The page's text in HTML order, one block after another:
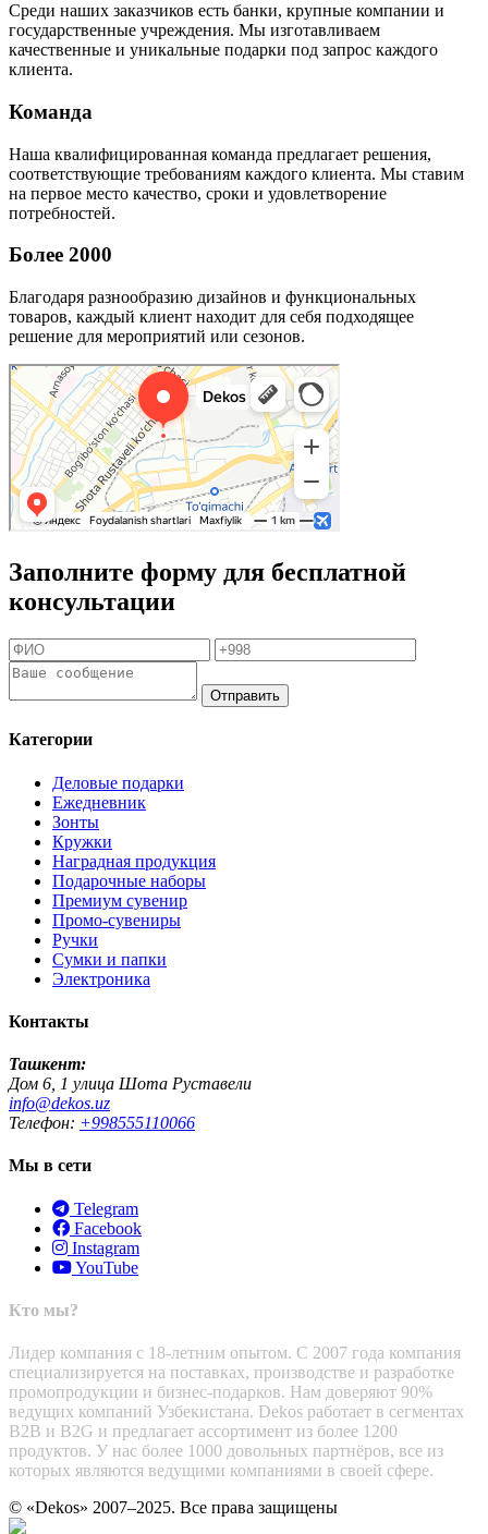
Среди наших заказчиков есть банки, крупные компании и
государственные учреждения. Мы изготавливаем
качественные и уникальные подарки под запрос каждого
клиента.
Команда
Наша квалифицированная команда предлагает решения,
соответствующие требованиям каждого клиента. Мы ставим
на первое место качество, сроки и удовлетворение
потребностей.
Более 2000
Благодаря разнообразию дизайнов и функциональных
товаров, каждый клиент находит для себя подходящее
решение для мероприятий или сезонов.
Заполните форму для бесплатной
консультации
Отправить
Категории
Деловые подарки
Ежедневник
Зонты
Кружки
Наградная продукция
Подарочные наборы
Премиум сувенир
Промо-сувениры
Ручки
Сумки и папки
Электроника
Контакты
Ташкент:
Дом 6, 1 улица Шота Руставели
info@dekos.uz
Телефон: +998555110066
Мы в сети
Telegram
Facebook
Instagram
YouTube
Кто мы?
Лидер компания с 18-летним опытом. С 2007 года компания
специализируется на поставках, производстве и разработке
промопродукции и бизнес-подарков. Нам доверяют 90%
ведущих компаний Узбекистана. Dekos работает в сегментах
B2B и B2G и предлагает ассортимент из более 1200
продуктов. У нас более 1000 довольных партнёров, все из
которых являются ведущими компаниями в своей сфере.
© «Dekos» 2007–2025. Все права защищены